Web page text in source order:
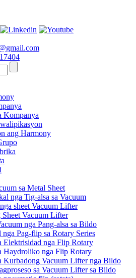
Kompanya
ang Harmony
sa Metal Sheet
nga Tig-alsa sa Vacuum
sheet Vacuum Lifter
Sheet Vacuum Lifter
nga Pang-alsa sa Bildo
Pag-flip sa Rotary Series
Elektrisidad nga Flip Rotary
Haydroliko nga Flip Rotary
Kurbadong Vacuum Lifter nga Bildo
sa Vacuum Lifter sa Bildo